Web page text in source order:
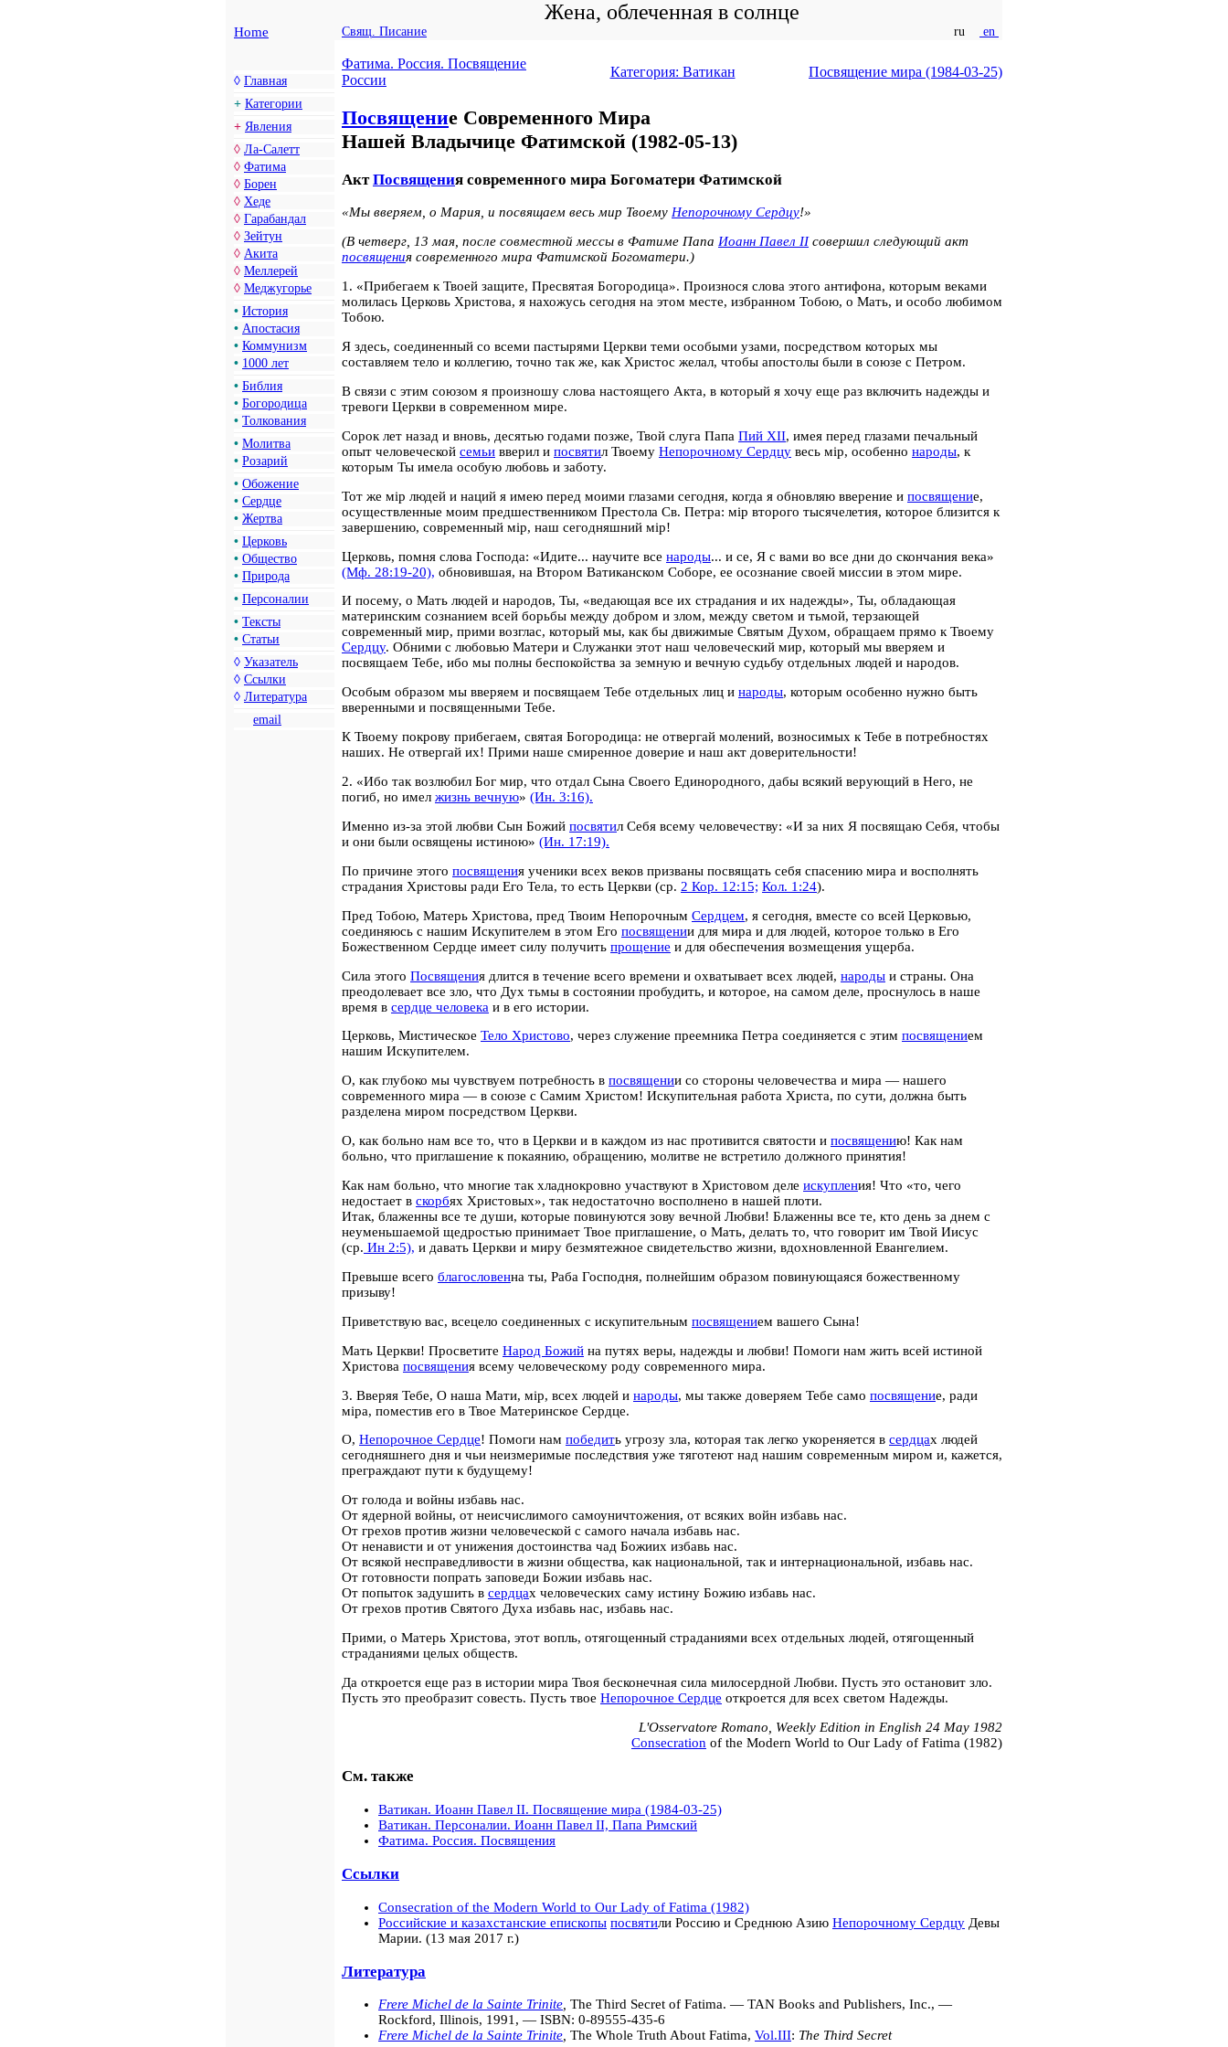
Жена, облеченная в солнце
Home Свящ. Писание ru en
◊ Главная
+ Категории
+ Явления
◊ Ла-Салетт
◊ Фатима
◊ Борен
◊ Хеде
◊ Гарабандал
◊ Зейтун
◊ Акита
◊ Меллерей
◊ Меджугорье
• История
• Апостасия
• Коммунизм
• 1000 лет
• Библия
• Богородица
• Толкования
• Молитва
• Розарий
• Обожение
• Сердце
• Жертва
• Церковь
• Общество
• Природа
• Персоналии
• Тексты
• Статьи
◊ Указатель
◊ Ссылки
◊ Литература
email
Фатима. Россия. Посвящение
России
Категория: Ватикан Посвящение мира (1984-03-25)
Посвящение Современного Мира
Нашей Владычице Фатимской (1982-05-13)
АктПосвящения современного мира Богоматери Фатимской
«Мы вверяем, о Мария, и посвящаем весь мир Твоему Непорочному Сердцу!»
(В четверг, 13 мая, после совместной мессы в Фатиме Папа Иоанн Павел IIсовершил следующий акт
посвящения современного мира Фатимской Богоматери.)
1. «Прибегаем к Твоей защите, Пресвятая Богородица». Произнося слова этого антифона, которым веками
молилась Церковь Христова, я нахожусь сегодня на этом месте, избранном Тобою, о Мать, и особо любимом
Тобою.
Я здесь, соединенный со всеми пастырями Церкви теми особыми узами, посредством которых мы
составляем тело и коллегию, точно так же, как Христос желал, чтобы апостолы были в союзе с Петром.
В связи с этим союзом я произношу слова настоящего Акта, в который я хочу еще раз включить надежды и
тревоги Церкви в современном мире.
Сорок лет назад и вновь, десятью годами позже, Твой слуга Папа Пий XII, имея перед глазами печальный
опыт человеческой семьи вверил и посвятил Твоему Непорочному Сердцу весь мiр, особенно народы, к
которым Ты имела особую любовь и заботу.
Тот же мiр людей и наций я имею перед моими глазами сегодня, когда я обновляю вверение и посвящение,
осуществленные моим предшественником Престола Св. Петра: мiр второго тысячелетия, которое близится к
завершению, современный мiр, наш сегодняшний мiр!
Церковь, помня слова Господа: «Идите... научите все народы... и се, Я с вами во все дни до скончания века»
(Мф. 28:19-20), обновившая, на Втором Ватиканском Соборе, ее осознание своей миссии в этом мире.
И посему, о Мать людей и народов, Ты, «ведающая все их страдания и их надежды», Ты, обладающая
материнским сознанием всей борьбы между добром и злом, между светом и тьмой, терзающей
современный мир, прими возглас, который мы, как бы движимые Святым Духом, обращаем прямо к Твоему
Сердцу. Обними с любовью Матери и Служанки этот наш человеческий мир, который мы вверяем и
посвящаем Тебе, ибо мы полны беспокойства за земную и вечную судьбу отдельных людей и народов.
Особым образом мы вверяем и посвящаем Тебе отдельных лиц и народы, которым особенно нужно быть
вверенными и посвященными Тебе.
К Твоему покрову прибегаем, святая Богородица: не отвергай молений, возносимых к Тебе в потребностях
наших. Не отвергай их! Прими наше смиренное доверие и наш акт доверительности!
2. «Ибо так возлюбил Бог мир, что отдал Сына Своего Единородного, дабы всякий верующий в Него, не
погиб, но имел жизнь вечную» (Ин. 3:16).
Именно из-за этой любви Сын Божий посвятил Себя всему человечеству: «И за них Я посвящаю Себя, чтобы
и они были освящены истиною» (Ин. 17:19).
По причине этого посвящения ученики всех веков призваны посвящать себя спасению мира и восполнять
страдания Христовы ради Его Тела, то есть Церкви (ср. 2 Кор. 12:15; Кол. 1:24).
Пред Тобою, Матерь Христова, пред Твоим Непорочным Сердцем, я сегодня, вместе со всей Церковью,
соединяюсь с нашим Искупителем в этом Его посвящении для мира и для людей, которое только в Его
Божественном Сердце имеет силу получить прощение и для обеспечения возмещения ущерба.
Сила этого Посвящения длится в течение всего времени и охватывает всех людей, народы и страны. Она
преодолевает все зло, что Дух тьмы в состоянии пробудить, и которое, на самом деле, проснулось в наше
время в сердце человека и в его истории.
Церковь, Мистическое Тело Христово, через служение преемника Петра соединяется с этим посвящением
нашим Искупителем.
О, как глубоко мы чувствуем потребность в посвящении со стороны человечества и мира — нашего
современного мира — в союзе с Самим Христом! Искупительная работа Христа, по сути, должна быть
разделена миром посредством Церкви.
О, как больно нам все то, что в Церкви и в каждом из нас противится святости и посвящению! Как нам
больно, что приглашение к покаянию, обращению, молитве не встретило должного принятия!
Как нам больно, что многие так хладнокровно участвуют в Христовом деле искупления! Что «то, чего
недостает в скорбях Христовых», так недостаточно восполнено в нашей плоти.
Итак, блаженны все те души, которые повинуются зову вечной Любви! Блаженны все те, кто день за днем с
неуменьшаемой щедростью принимает Твое приглашение, о Мать, делать то, что говорит им Твой Иисус
(ср. Ин 2:5), и давать Церкви и миру безмятежное свидетельство жизни, вдохновленной Евангелием.
Превыше всего благословенна ты, Раба Господня, полнейшим образом повинующаяся божественному
призыву!
Приветствую вас, всецело соединенных с искупительным посвящением вашего Сына!
Мать Церкви! Просветите Народ Божий на путях веры, надежды и любви! Помоги нам жить всей истиной
Христова посвящения всему человеческому роду современного мира.
3. Вверяя Тебе, О наша Мати, мiр, всех людей и народы, мы также доверяем Тебе само посвящение, ради
мiра, поместив его в Твое Материнское Сердце.
О, Непорочное Сердце! Помоги нам победить угрозу зла, которая так легко укореняется в сердцах людей
сегодняшнего дня и чьи неизмеримые последствия уже тяготеют над нашим современным миром и, кажется,
преграждают пути к будущему!
От голода и войны избавь нас.
От ядерной войны, от неисчислимого самоуничтожения, от всяких войн избавь нас.
От грехов против жизни человеческой с самого начала избавь нас.
От ненависти и от унижения достоинства чад Божиих избавь нас.
От всякой несправедливости в жизни общества, как национальной, так и интернациональной, избавь нас.
От готовности попрать заповеди Божии избавь нас.
От попыток задушить в сердцах человеческих саму истину Божию избавь нас.
От грехов против Святого Духа избавь нас, избавь нас.
Прими, о Матерь Христова, этот вопль, отягощенный страданиями всех отдельных людей, отягощенный
страданиями целых обществ.
Да откроется еще раз в истории мира Твоя бесконечная сила милосердной Любви. Пусть это остановит зло.
Пусть это преобразит совесть. Пусть твое Непорочное Сердце откроется для всех светом Надежды.
L'Osservatore Romano, Weekly Edition in English 24 May 1982
Consecration of the Modern World to Our Lady of Fatima (1982)
См. также
Ватикан. Иоанн Павел II. Посвящение мира (1984-03-25)
Ватикан. Персоналии. Иоанн Павел II, Папа Римский
Фатима. Россия. Посвящения
Ссылки
Consecration of the Modern World to Our Lady of Fatima (1982)
Российские и казахстанские епископы посвятили Россию и Среднюю Азию Непорочному Сердцу Девы
Марии. (13 мая 2017 г.)
Литература
Frere Michel de la Sainte Trinite, The Third Secret of Fatima. — TAN Books and Publishers, Inc., —
Rockford, Illinois, 1991, — ISBN: 0-89555-435-6
Frere Michel de la Sainte Trinite, The Whole Truth About Fatima, Vol.III: The Third Secret